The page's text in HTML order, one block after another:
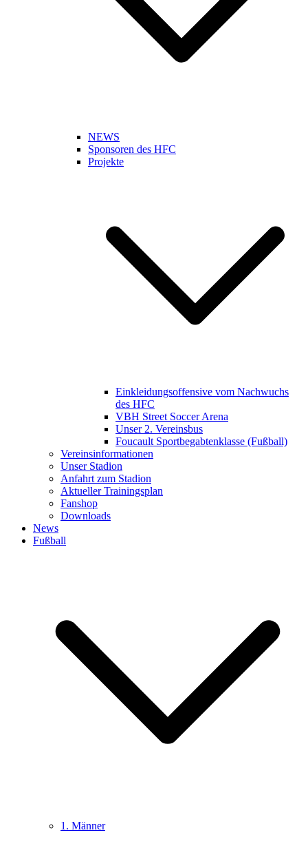
NEWS
Sponsoren des HFC
Projekte
Einkleidungsoffensive vom Nachwuchs
des HFC
VBH Street Soccer Arena
Unser 2. Vereinsbus
Foucault Sportbegabtenklasse (Fußball)
Vereinsinformationen
Unser Stadion
Anfahrt zum Stadion
Aktueller Trainingsplan
Fanshop
Downloads
News
Fußball
1. Männer